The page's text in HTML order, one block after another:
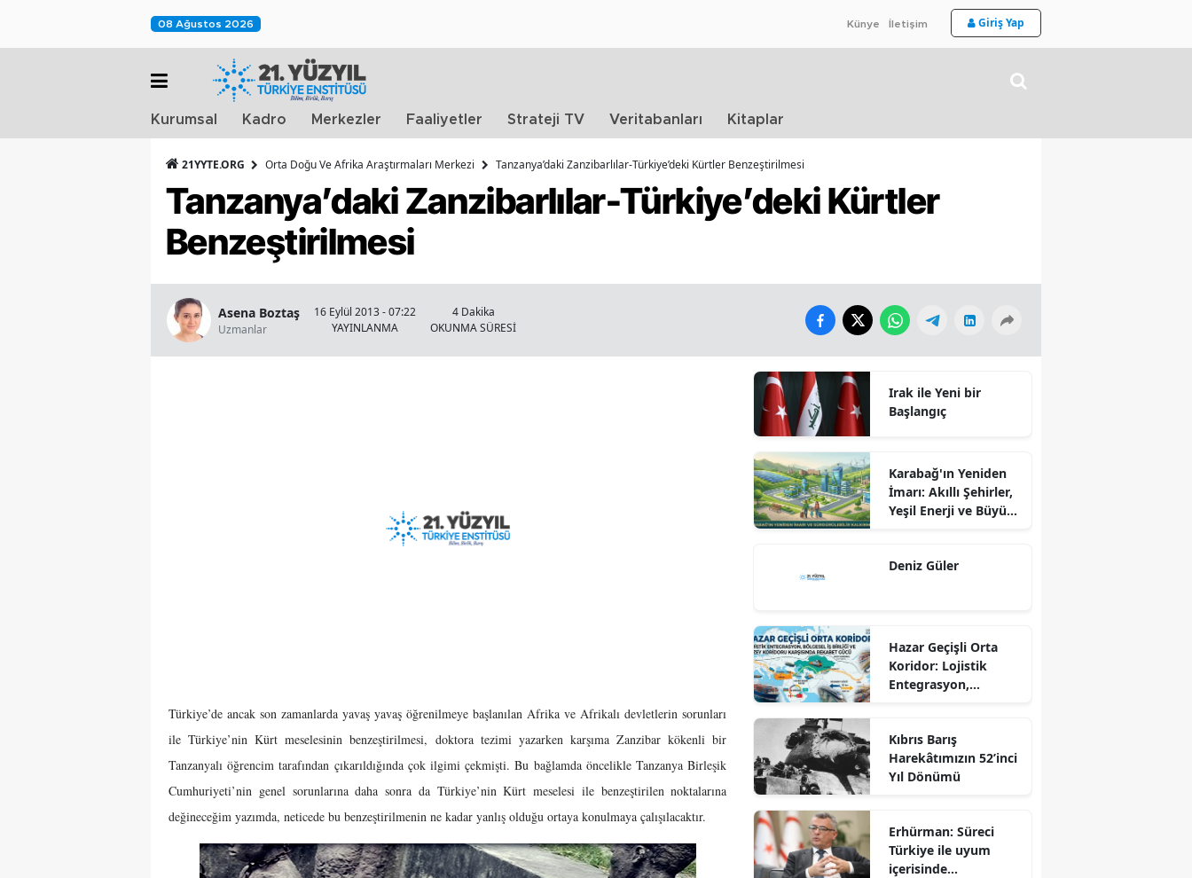
08 Ağustos 2026 Künye İletişim Giriş Yap
Kurumsal Kadro Merkezler Faaliyetler Strateji TV Veritabanları Kitaplar
21YYTE.ORG Orta Doğu Ve Afrika Araştırmaları Merkezi Tanzanya’daki Zanzibarlılar-Türkiye’deki Kürtler Benzeştirilmesi
Tanzanya’daki Zanzibarlılar-Türkiye’deki Kürtler
Benzeştirilmesi
Asena Boztaş
Uzmanlar
16 Eylül 2013 - 07:22
YAYINLANMA
4 Dakika
OKUNMA SÜRESİ
Türkiye’de ancak son zamanlarda yavaş yavaş öğrenilmeye başlanılan Afrika ve Afrikalı devletlerin sorunları
ile Türkiye’nin Kürt meselesinin benzeştirilmesi, doktora tezimi yazarken karşıma Zanzibar kökenli bir
Tanzanyalı öğrencim tarafından çıkarıldığında çok ilgimi çekmişti. Bu bağlamda öncelikle Tanzanya Birleşik
Cumhuriyeti’nin genel sorunlarına daha sonra da Türkiye’nin Kürt meselesi ile benzeştirilen noktalarına
değineceğim yazımda, neticede bu benzeştirilmenin ne kadar yanlış olduğu ortaya konulmaya çalışılacaktır.
Irak ile Yeni bir
Başlangıç
Karabağ'ın Yeniden
İmarı: Akıllı Şehirler,
Yeşil Enerji ve Büyük
Sürdürülebilir
Deniz Güler
Hazar Geçişli Orta
Koridor: Lojistik
Entegrasyon,
Karşısında Rekabet
Gücü
Kıbrıs Barış
Harekâtımızın 52’inci
Yıl Dönümü
Erhürman: Süreci
Türkiye ile uyum
içerisinde